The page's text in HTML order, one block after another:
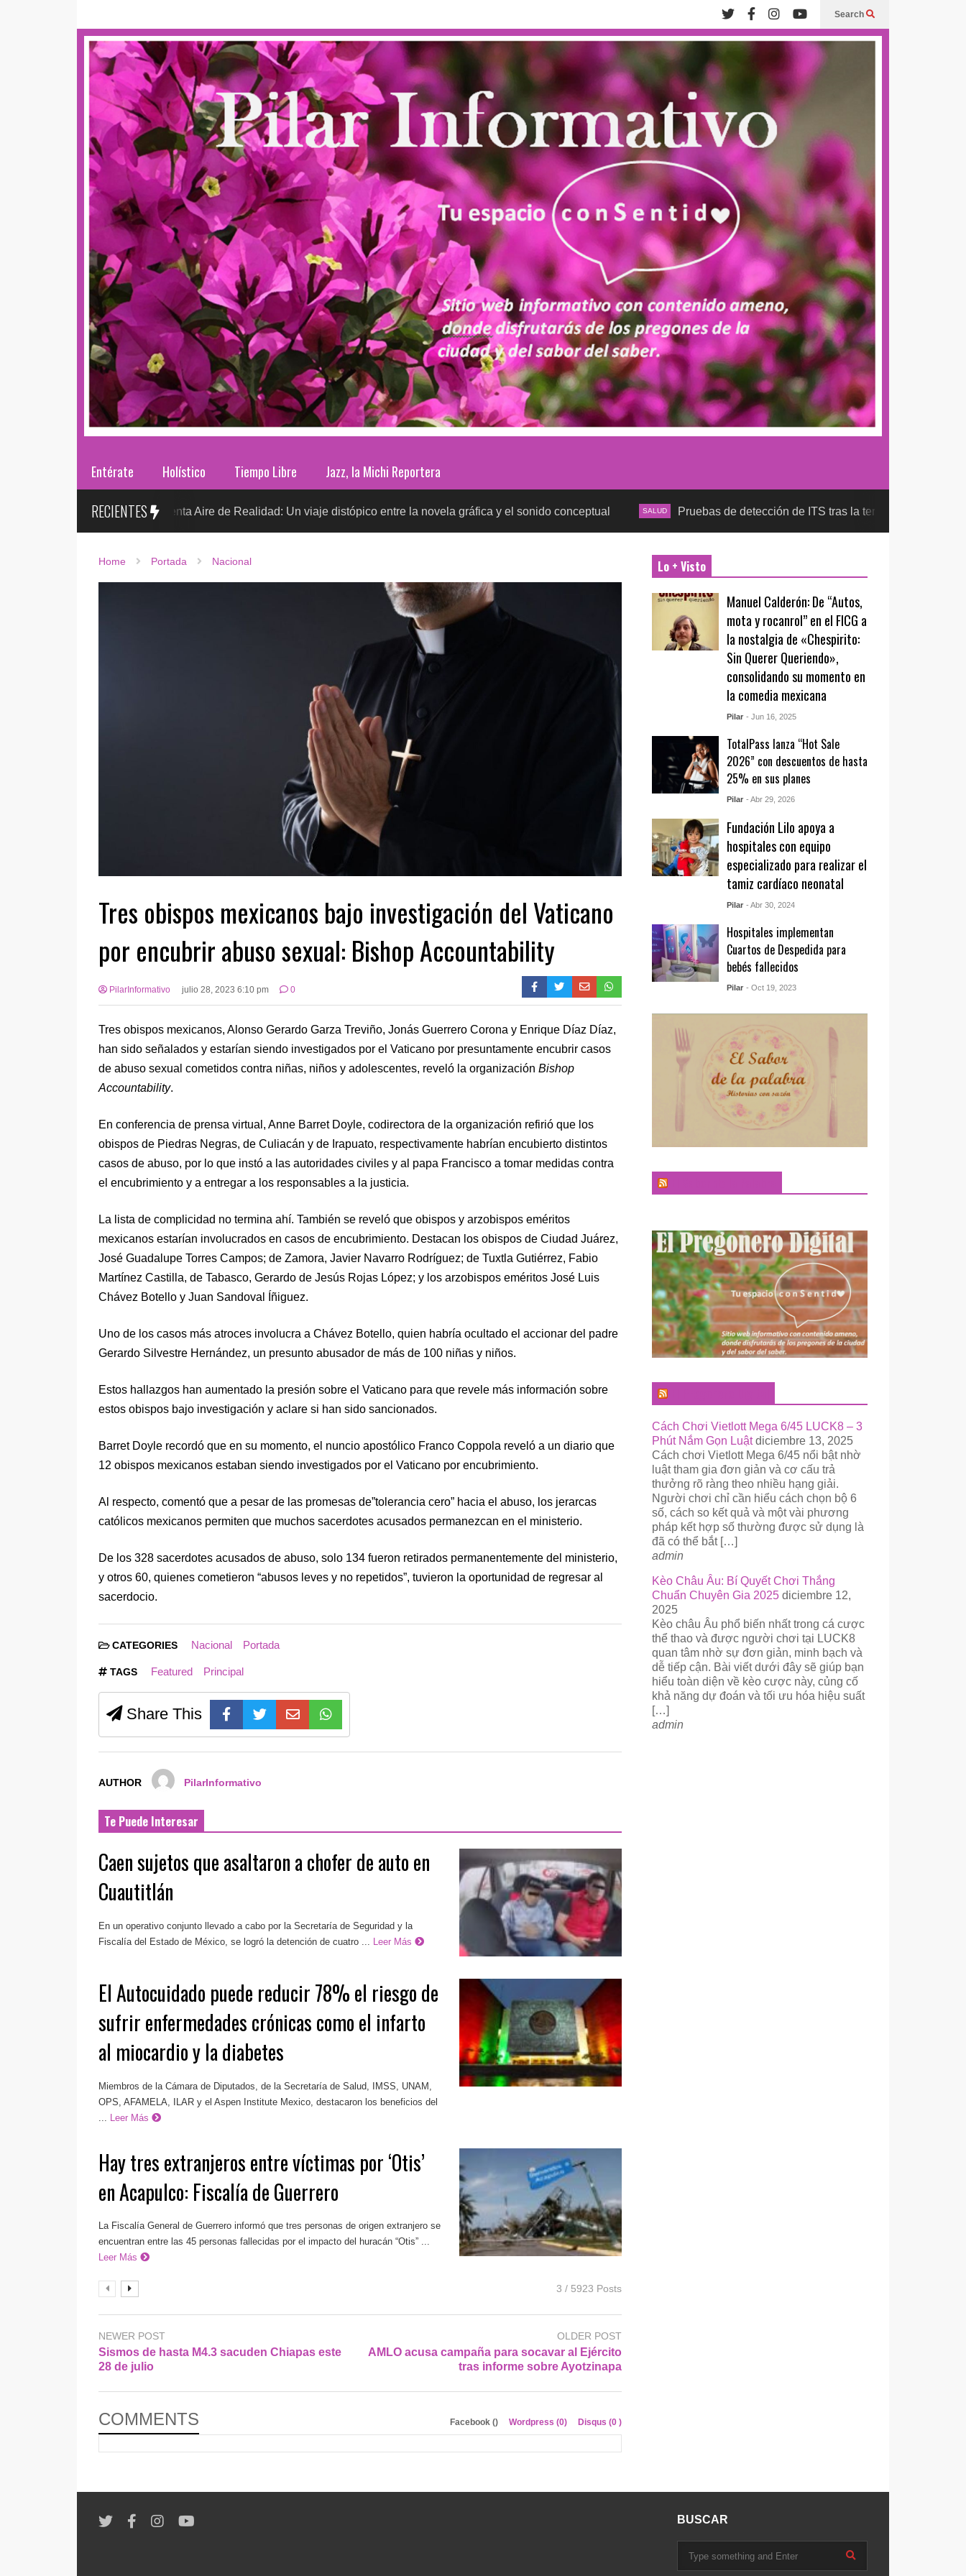
Search
Entérate Holístico Tiempo Libre Jazz, la Michi Reportera
RECIENTES
Sr. González presenta Aire de Realidad: Un viaje distópico entre la novela gráfica y el sonido conceptual SALUD Pruebas de detección de ITS tras la temporada futbolera,
Home Portada Nacional
Tres obispos mexicanos bajo investigación del Vaticano
por encubrir abuso sexual: Bishop Accountability
PilarInformativo julio 28, 2023 6:10 pm 0
Tres obispos mexicanos, Alonso Gerardo Garza Treviño, Jonás Guerrero Corona y Enrique Díaz Díaz,
han sido señalados y estarían siendo investigados por el Vaticano por presuntamente encubrir casos
de abuso sexual cometidos contra niñas, niños y adolescentes, reveló la organización Bishop
Accountability.
En conferencia de prensa virtual, Anne Barret Doyle, codirectora de la organización refirió que los
obispos de Piedras Negras, de Culiacán y de Irapuato, respectivamente habrían encubierto distintos
casos de abuso, por lo que instó a las autoridades civiles y al papa Francisco a tomar medidas contra
el encubrimiento y a entregar a los responsables a la justicia.
La lista de complicidad no termina ahí. También se reveló que obispos y arzobispos eméritos
mexicanos estarían involucrados en casos de encubrimiento. Destacan los obispos de Ciudad Juárez,
José Guadalupe Torres Campos; de Zamora, Javier Navarro Rodríguez; de Tuxtla Gutiérrez, Fabio
Martínez Castilla, de Tabasco, Gerardo de Jesús Rojas López; y los arzobispos eméritos José Luis
Chávez Botello y Juan Sandoval Íñiguez.
Uno de los casos más atroces involucra a Chávez Botello, quien habría ocultado el accionar del padre
Gerardo Silvestre Hernández, un presunto abusador de más de 100 niñas y niños.
Estos hallazgos han aumentado la presión sobre el Vaticano para que revele más información sobre
estos obispos bajo investigación y aclare si han sido sancionados.
Barret Doyle recordó que en su momento, el nuncio apostólico Franco Coppola reveló a un diario que
12 obispos mexicanos estaban siendo investigados por el Vaticano por encubrimiento.
Al respecto, comentó que a pesar de las promesas de”tolerancia cero” hacia el abuso, los jerarcas
católicos mexicanos permiten que muchos sacerdotes acusados permanezcan en el ministerio.
De los 328 sacerdotes acusados de abuso, solo 134 fueron retirados permanentemente del ministerio,
y otros 60, quienes cometieron “abusos leves y no repetidos”, tuvieron la oportunidad de regresar al
sacerdocio.
CATEGORIES Nacional Portada
TAGS Featured Principal
Share This
AUTHOR PilarInformativo
Te Puede Interesar
Caen sujetos que asaltaron a chofer de auto en
Cuautitlán
En un operativo conjunto llevado a cabo por la Secretaría de Seguridad y la
Fiscalía del Estado de México, se logró la detención de cuatro ...
Leer Más
El Autocuidado puede reducir 78% el riesgo de
sufrir enfermedades crónicas como el infarto
al miocardio y la diabetes
Miembros de la Cámara de Diputados, de la Secretaría de Salud, IMSS, UNAM,
OPS, AFAMELA, ILAR y el Aspen Institute Mexico, destacaron los beneficios del
Leer Más
Hay tres extranjeros entre víctimas por ‘Otis’
en Acapulco: Fiscalía de Guerrero
La Fiscalía General de Guerrero informó que tres personas de origen extranjero se
encuentran entre las 45 personas fallecidas por el impacto del huracán “Otis” ...
Leer Más
3 / 5923 Posts
NEWER POST
Sismos de hasta M4.3 sacuden Chiapas este
28 de julio
OLDER POST
AMLO acusa campaña para socavar al Ejército
tras informe sobre Ayotzinapa
COMMENTS Facebook () Wordpress (0) Disqus (0 )
Lo + Visto
Manuel Calderón: De “Autos,
mota y rocanrol” en el FICG a
la nostalgia de «Chespirito:
Sin Querer Queriendo»,
consolidando su momento en
la comedia mexicana
Pilar - Jun 16, 2025
TotalPass lanza “Hot Sale
2026” con descuentos de hasta
25% en sus planes
Pilar - Abr 29, 2026
Fundación Lilo apoya a
hospitales con equipo
especializado para realizar el
tamiz cardíaco neonatal
Pilar - Abr 30, 2024
Hospitales implementan
Cuartos de Despedida para
bebés fallecidos
Pilar - Oct 19, 2023
Cách Chơi Vietlott Mega 6/45 LUCK8 – 3
Phút Nắm Gọn Luật diciembre 13, 2025
Cách chơi Vietlott Mega 6/45 nổi bật nhờ
luật tham gia đơn giản và cơ cấu trả
thưởng rõ ràng theo nhiều hạng giải.
Người chơi chỉ cần hiểu cách chọn bộ 6
số, cách so kết quả và một vài phương
pháp kết hợp số thường được sử dụng là
đã có thể bắt […]
admin
Kèo Châu Âu: Bí Quyết Chơi Thắng
Chuẩn Chuyên Gia 2025 diciembre 12,
2025
Kèo châu Âu phổ biến nhất trong cá cược
thể thao và được người chơi tại LUCK8
quan tâm nhờ sự đơn giản, minh bạch và
dễ tiếp cận. Bài viết dưới đây sẽ giúp bạn
hiểu toàn diện về kèo cược này, củng cố
khả năng dự đoán và tối ưu hóa hiệu suất
[…]
admin
BUSCAR